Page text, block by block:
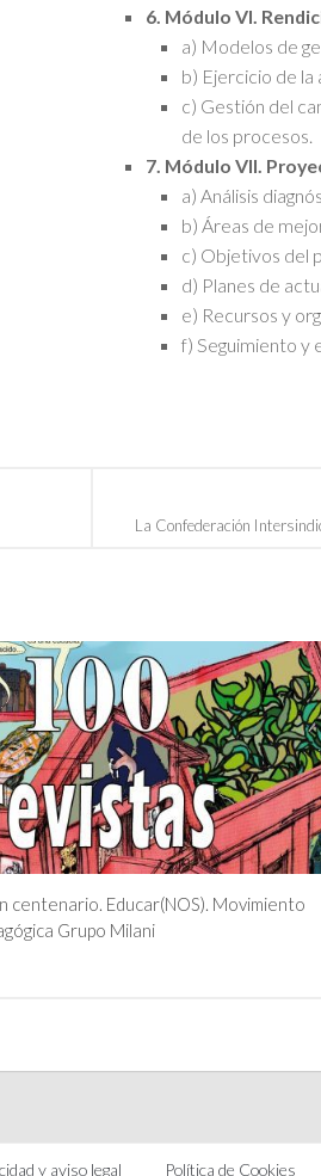
6. Módulo VI.
a) Modelos de
b) Ejercicio de la
c) Gestión del
de los procesos.
7. Módulo VII.
a) Análisis
b) Áreas de
c) Objetivos del
d) Planes de
e) Recursos y
f) Seguimiento y
La Confederación
centenario. Educar(NOS). Movimiento
Grupo Milani
y aviso legal Política de Cookies